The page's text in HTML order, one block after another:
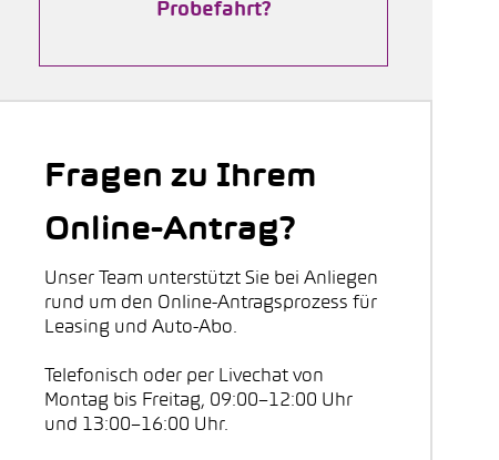
Probefahrt?
Fragen zu Ihrem
Online-Antrag?
Unser Team unterstützt Sie bei Anliegen
rund um den Online-Antragsprozess für
Leasing und Auto-Abo.
Telefonisch oder per Livechat von
Montag bis Freitag, 09:00–12:00 Uhr
und 13:00–16:00 Uhr.